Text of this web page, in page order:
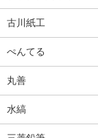
古川紙工
ぺんてる
丸善
水縞